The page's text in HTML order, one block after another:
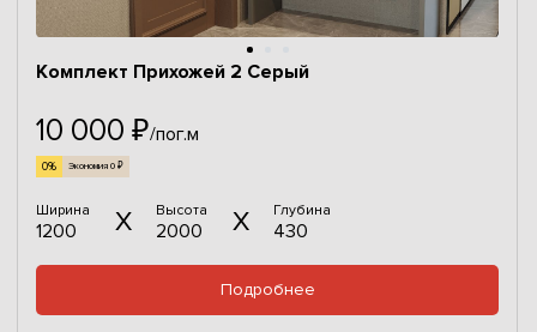
Комплект Прихожей 2 Серый
10 000 ₽/пог.м
0% Экономия 0 ₽
Ширина
1200
Высота
2000
Глубина
430
Подробнее